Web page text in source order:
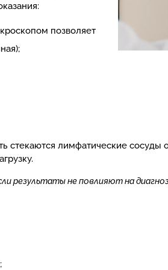
позволяет
стекаются лимфатические сосуды
результаты не повлияют на